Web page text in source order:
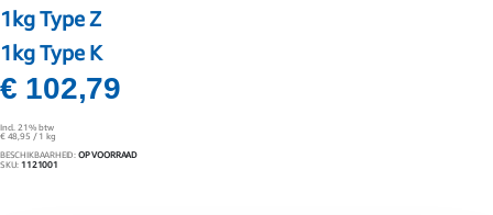
1kg Type Z
1kg Type K
€ 102,79
Incl. 21% btw
€ 48,95 / 1 kg
BESCHIKBAARHEID: OP VOORRAAD
SKU 1121001